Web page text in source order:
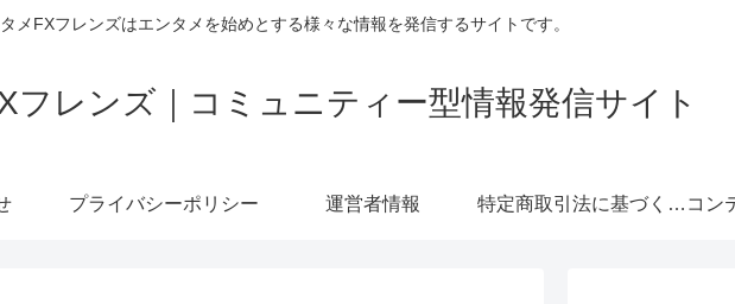
メFXフレンズはエンタメを始めとする様々な情報を発信するサイトです。
フレンズ｜コミュニティー型情報発信サイト
プライバシーポリシー 運営者情報 特定商取引法に基づく表記